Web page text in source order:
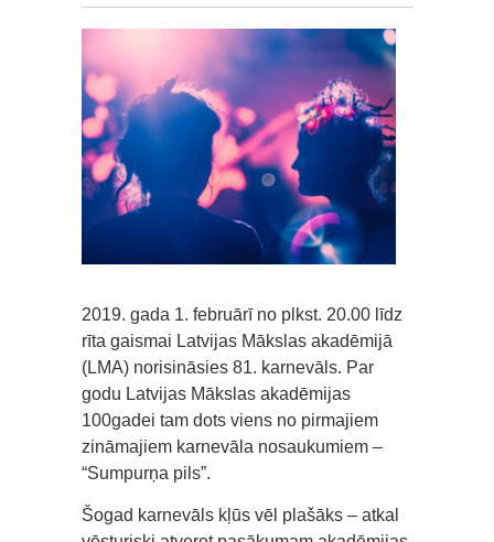
2019. gada 1. februārī no plkst. 20.00 līdz
rīta gaismai Latvijas Mākslas akadēmijā
(LMA) norisināsies 81. karnevāls. Par
godu Latvijas Mākslas akadēmijas
100gadei tam dots viens no pirmajiem
zināmajiem karnevāla nosaukumiem –
“Sumpurņa pils”.
Šogad karnevāls kļūs vēl plašāks – atkal